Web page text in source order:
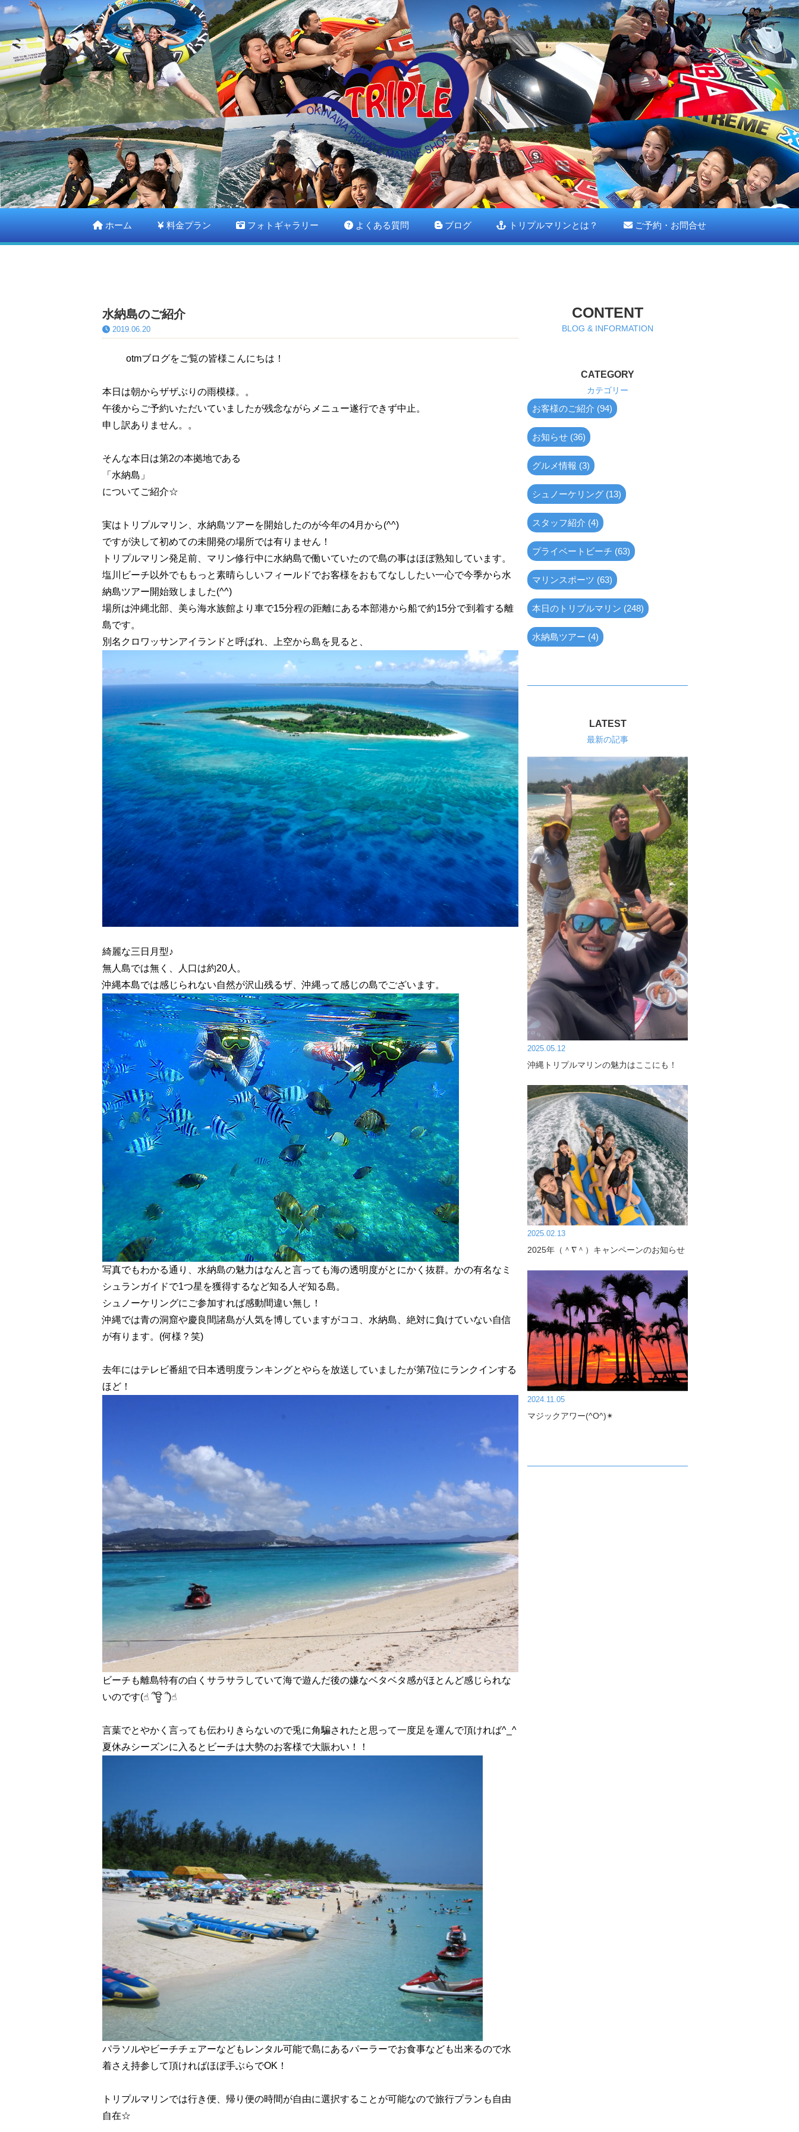
ホーム 料金プラン フォトギャラリー よくある質問 ブログ トリプルマリンとは？ ご予約・お問合せ
水納島のご紹介
2019.06.20
otmブログをご覧の皆様こんにちは！
本日は朝からザザぶりの雨模様。。
午後からご予約いただいていましたが残念ながらメニュー遂行できず中止。
申し訳ありません。。
そんな本日は第2の本拠地である
「水納島」
についてご紹介☆
実はトリプルマリン、水納島ツアーを開始したのが今年の4月から(^^)
ですが決して初めての未開発の場所では有りません！
トリプルマリン発足前、マリン修行中に水納島で働いていたので島の事はほぼ熟知しています。
塩川ビーチ以外でももっと素晴らしいフィールドでお客様をおもてなししたい一心で今季から水
納島ツアー開始致しました(^^)
場所は沖縄北部、美ら海水族館より車で15分程の距離にある本部港から船で約15分で到着する離
島です。
別名クロワッサンアイランドと呼ばれ、上空から島を見ると、
綺麗な三日月型♪
無人島では無く、人口は約20人。
沖縄本島では感じられない自然が沢山残るザ、沖縄って感じの島でございます。
写真でもわかる通り、水納島の魅力はなんと言っても海の透明度がとにかく抜群。かの有名なミ
シュランガイドで1つ星を獲得するなど知る人ぞ知る島。
シュノーケリングにご参加すれば感動間違い無し！
沖縄では青の洞窟や慶良間諸島が人気を博していますがココ、水納島、絶対に負けていない自信
が有ります。(何様？笑)
去年にはテレビ番組で日本透明度ランキングとやらを放送していましたが第7位にランクインする
ほど！
ビーチも離島特有の白くサラサラしていて海で遊んだ後の嫌なベタベタ感がほとんど感じられな
いのです(☝︎ ՞ਊ ՞)☝︎
言葉でとやかく言っても伝わりきらないので兎に角騙されたと思って一度足を運んで頂ければ^_^
夏休みシーズンに入るとビーチは大勢のお客様で大賑わい！！
パラソルやビーチチェアーなどもレンタル可能で島にあるパーラーでお食事なども出来るので水
着さえ持参して頂ければほぼ手ぶらでOK！
トリプルマリンでは行き便、帰り便の時間が自由に選択することが可能なので旅行プランも自由
自在☆
CONTENT
BLOG & INFORMATION
CATEGORY
カテゴリー
お客様のご紹介 (94)
お知らせ (36)
グルメ情報 (3)
シュノーケリング (13)
スタッフ紹介 (4)
プライベートビーチ (63)
マリンスポーツ (63)
本日のトリプルマリン (248)
水納島ツアー (4)
LATEST
最新の記事
2025.05.12
沖縄トリプルマリンの魅力はここにも！
2025.02.13
2025年（＾∇＾）キャンペーンのお知らせ
2024.11.05
マジックアワー(^O^)✴︎